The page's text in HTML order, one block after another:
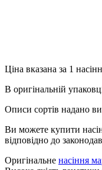
Ціна вказана за 1
В оригінальній
Описи сортів надано
Ви можете купити
відповідно до
Оригінальне насіння